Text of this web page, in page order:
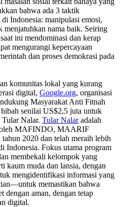
bahwa ada 3 taktik
Indonesia: manipulasi emosi,
menjatuhkan nama baik. Seiring
ini mendominasi dan kerap
mengurangi kepercayaan
dan proses demokrasi pada
komunitas lokal yang kurang
digital, Google.org, organisasi
Masyarakat Anti Fitnah
senilai US$2,5 juta untuk
Nalar. Tular Nalaradalah
oleh MAFINDO, MAARIF
2020 dan telah meraih lebih
Indonesia. Fokus utama program
membekali kelompok yang
kaum muda dan lansia, dengan
mengidentifikasi informasi yang
memastikan bahwa
dengan aman, dengan tetap
digital.